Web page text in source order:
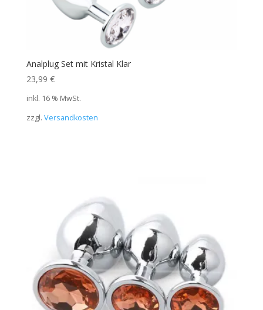
Analplug Set mit Kristal Klar
23,99 €
inkl. 16 % MwSt.
zzgl. Versandkosten